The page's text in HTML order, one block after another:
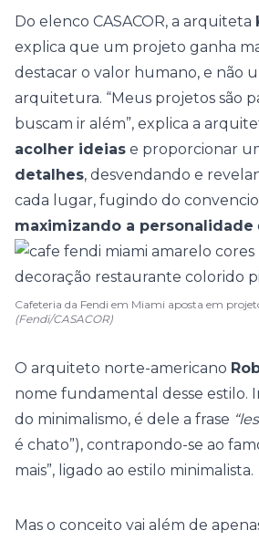
Do elenco CASACOR, a arquiteta
explica que um projeto ganha
destacar o valor humano, e não
arquitetura. “Meus projetos são
buscam ir além”, explica a
acolher ideias e proporcionar
detalhes, desvendando e
cada lugar, fugindo do
maximizando a personalidade
Cafeteria da Fendi em Miami aposta em
(Fendi/CASACOR)
O arquiteto norte-americano
nome fundamental desse estilo.
do minimalismo, é dele a frase
é chato”), contrapondo-se ao
mais”, ligado ao estilo minimalista.
Mas o conceito vai além de